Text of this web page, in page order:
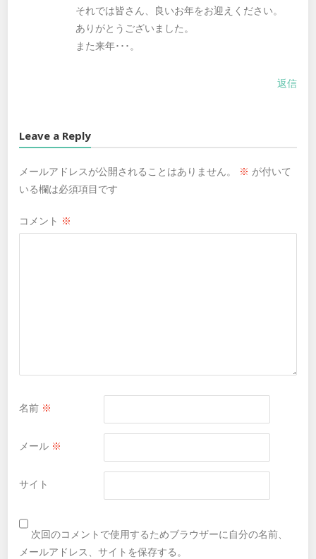
それでは皆さん、良いお年をお迎えください。
ありがとうございました。
また来年･･･。
返信
Leave a Reply
メールアドレスが公開されることはありません。 ※ が付いて
いる欄は必須項目です
コメント ※
名前 ※
メール ※
サイト
次回のコメントで使用するためブラウザーに自分の名前、
メールアドレス、サイトを保存する。